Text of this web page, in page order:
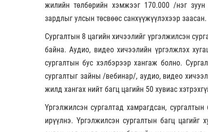
жилийн төлбөрийн хэмжээг 170.000 /нэг
зардлыг улсын төсвөөс санхүүжүүлэхээр заасан.
Сургалтын 8 цагийн хичээлийг үргэлжилсэн
байна. Аудио, видео хичээлийн үргэлжлэх
сургалтын бус хэлбэрээр хангаж болно.
сургалтыг зайны /вебинар/, аудио, видео
жилд хангах нийт багц цагийн 50 хувиас
Үргэлжилсэн сургалтад хамрагдсан,
ирүүлнэ. Үргэлжилсэн сургалтын багц цагийг